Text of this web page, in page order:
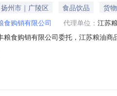
州市｜广陵区 食品饮品
货物
食购销有限公司 代理单位： 江苏
粮食购销有限公司委托，江苏粮油
专场”参与交易。二、标的基本情